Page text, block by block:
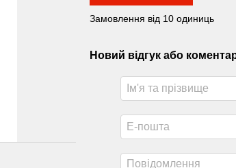
Замовлення від 10 одиниць
Новий відгук або